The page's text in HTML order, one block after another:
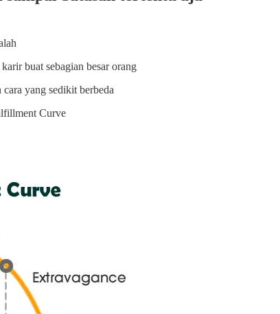
buat sebagian besar orang
yang sedikit berbeda
Curve